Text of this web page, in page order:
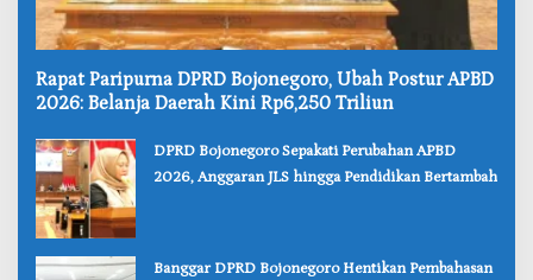
‎Rapat Paripurna DPRD Bojonegoro, Ubah Postur APBD
2026: Belanja Daerah Kini Rp6,250 Triliun
‎DPRD Bojonegoro Sepakati Perubahan APBD
2026, Anggaran JLS hingga Pendidikan Bertambah
‎Banggar DPRD Bojonegoro Hentikan Pembahasan